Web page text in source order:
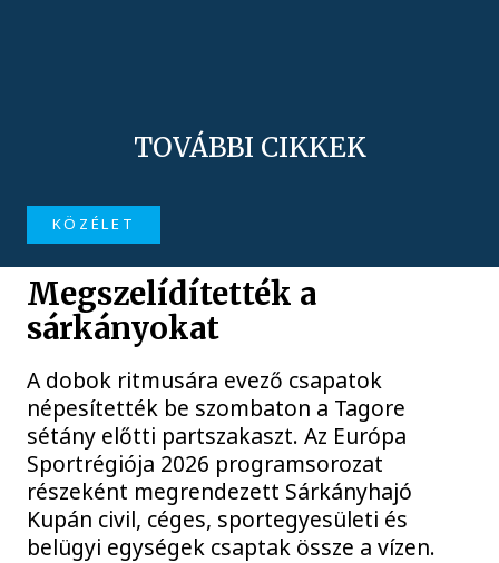
TOVÁBBI CIKKEK
KÖZÉLET
Megszelídítették a
sárkányokat
A dobok ritmusára evező csapatok
népesítették be szombaton a Tagore
sétány előtti partszakaszt. Az Európa
Sportrégiója 2026 programsorozat
részeként megrendezett Sárkányhajó
Kupán civil, céges, sportegyesületi és
belügyi egységek csaptak össze a vízen.